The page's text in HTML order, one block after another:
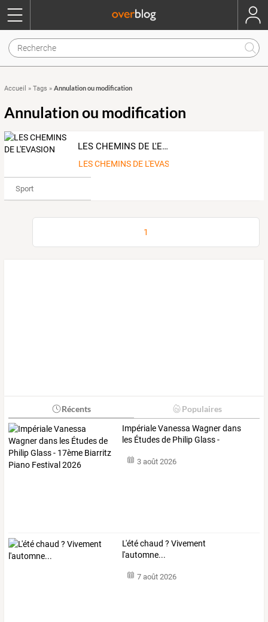
Accueil » Tags » Annulation ou modification
Annulation ou modification
LES CHEMINS DE L'EVASION
LES CHEMINS DE L'EVASION
Sport
1
Récents Populaires
ImpérialeVanessa Wagnerdans
les Étudesde PhilipGlass-
3 août 2026
L'été chaud ? Vivement
l'automne...
7 août 2026